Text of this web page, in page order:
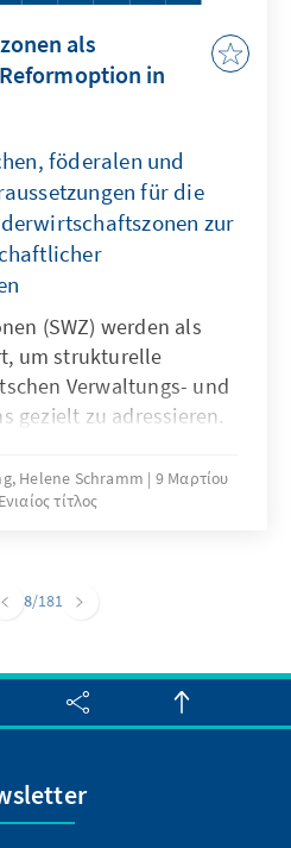
als
in
föderalen und
für die
zur
(SWZ) werden als
um strukturelle
Verwaltungs- und
gezielt zu adressieren.
Bedingungen
Verfahren, zur
Rechtsstrukturen
Helene Schramm
9 Μαρτίου
Ενιαίος τίτλος
8/181